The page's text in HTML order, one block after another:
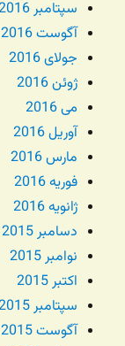
سپتامبر 2016
آگوست 2016
جولای 2016
ژوئن 2016
می 2016
آوریل 2016
مارس 2016
فوریه 2016
ژانویه 2016
دسامبر 2015
نوامبر 2015
اکتبر 2015
سپتامبر 2015
آگوست 2015